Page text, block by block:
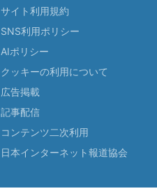
サイト利用規約
SNS利用ポリシー
AIポリシー
クッキーの利用について
広告掲載
記事配信
コンテンツ二次利用
日本インターネット報道協会